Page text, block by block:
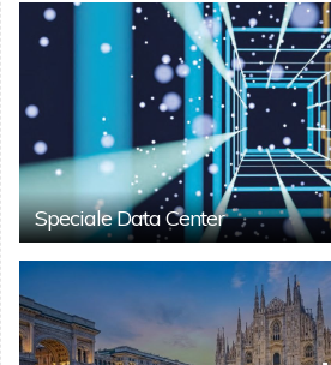
Speciale Data Center